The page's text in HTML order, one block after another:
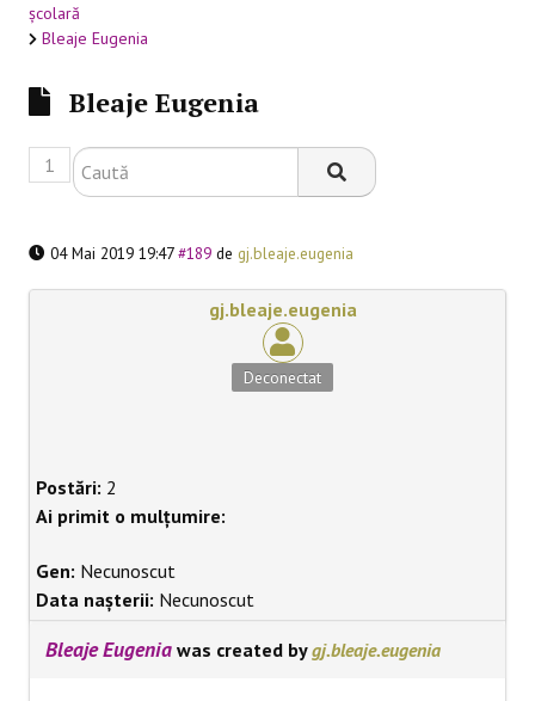
Forum
BLACKBOARD
școlară
Bleaje Eugenia
Bleaje Eugenia
1
04 Mai 2019 19:47 #189 de gj.bleaje.eugenia
gj.bleaje.eugenia
Deconectat
Postări: 2
Ai primit o mulțumire:
Gen: Necunoscut
Data nașterii: Necunoscut
Bleaje Eugenia was created bygj.bleaje.eugenia